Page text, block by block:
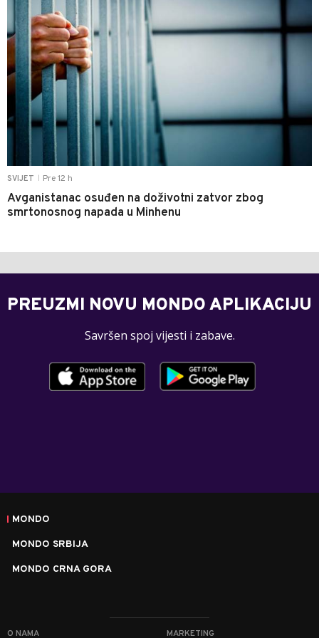
SVIJET Pre 12 h
Avganistanac osuđen na doživotni zatvor zbog
smrtonosnog napada u Minhenu
PREUZMI NOVU MONDO APLIKACIJU
Savršen spoj vijesti i zabave.
MONDO
MONDO SRBIJA
MONDO CRNA GORA
O NAMA MARKETING